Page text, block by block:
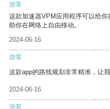
游客
这款加速器VPM应用程序可以给
助你在网络上自由移动。
2024-06-16
游客
这款app的路线规划非常精准，让
2024-06-16
游客